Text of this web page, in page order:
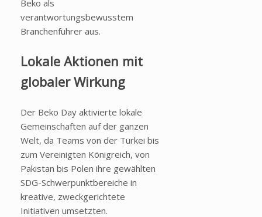
Beko als
verantwortungsbewusstem
Branchenführer aus.
Lokale Aktionen mit
globaler Wirkung
Der Beko Day aktivierte lokale
Gemeinschaften auf der ganzen
Welt, da Teams von der Türkei bis
zum Vereinigten Königreich, von
Pakistan bis Polen ihre gewählten
SDG-Schwerpunktbereiche in
kreative, zweckgerichtete
Initiativen umsetzten.